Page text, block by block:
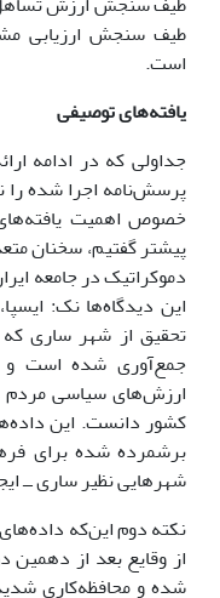
است.
یافتههاى توصیفى
جداولى که در ادامه
پرسش‌نامه اجرا شده را
خصوص اهمیت
پیشتر گفتیم، سخنان
دموکراتیک در جامعه
تحقیق از شهر سارى
جمع‌آورى شده است و
ارزش‌هاى سیاسى مردم
کشور دانست. این
برشمرده شده براى
شهرهایى نظیر سارى ــ
از وقایع بعد از دهمین
شده و محافظه‌کارى